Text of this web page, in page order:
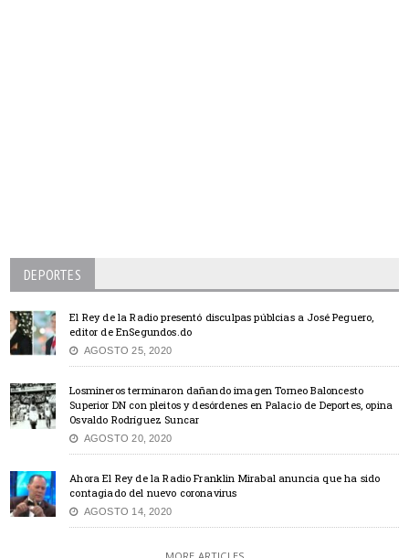
DEPORTES
El Rey de la Radio presentó disculpas públcias a José Peguero,
editor de EnSegundos.do
AGOSTO 25, 2020
Losmineros terminaron dañando imagen Torneo Baloncesto
Superior DN con pleitos y desórdenes en Palacio de Deportes, opina
Osvaldo Rodríguez Suncar
AGOSTO 20, 2020
Ahora El Rey de la Radio Franklin Mirabal anuncia que ha sido
contagiado del nuevo coronavirus
AGOSTO 14, 2020